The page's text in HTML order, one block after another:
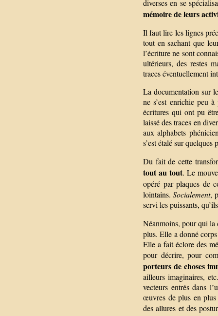
diverses en se
mémoire de leurs
Il faut lire les lignes
tout en sachant que
l’écriture ne sont
ultérieurs, des restes
traces éventuellement
La documentation sur
ne s’est enrichie peu
écritures qui ont pu
laissé des traces en
aux alphabets
s’est étalé sur
Du fait de cette
tout au tout. Le
opéré par plaques de
lointains.Socialement,
servi les puissants,
Néanmoins, pour qui la
plus. Elle a donné
Elle a fait éclore des
pour décrire, pour
porteurs de choses
ailleurs imaginaires,
vecteurs entrés dans
œuvres de plus en plus
des allures et des